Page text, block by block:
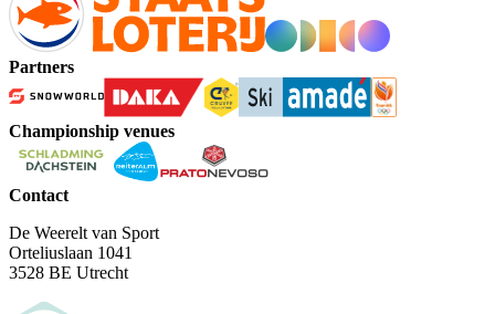
Partners
Championship venues
Contact
De Weerelt van Sport
Orteliuslaan 1041
3528 BE Utrecht